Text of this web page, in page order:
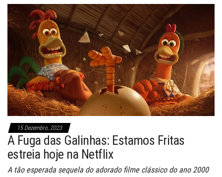
15 Dezembro, 2023
A Fuga das Galinhas: Estamos Fritas
estreia hoje na Netflix
A tão esperada sequela do adorado filme clássico do ano 2000